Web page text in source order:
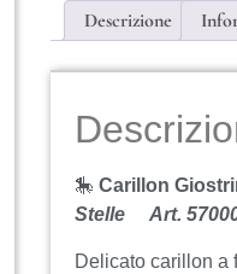
Descrizione
🎠 Carillon
Stelle Art.
Delicato carillon a